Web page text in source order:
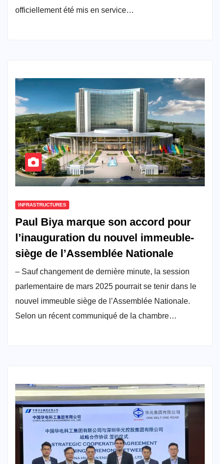
officiellement été mis en service…
INFRASTRUCTURES
Paul Biya marque son accord pour
l’inauguration du nouvel immeuble-
siège de l’Assemblée Nationale
– Sauf changement de dernière minute, la session
parlementaire de mars 2025 pourrait se tenir dans le
nouvel immeuble siège de l’Assemblée Nationale.
Selon un récent communiqué de la chambre…